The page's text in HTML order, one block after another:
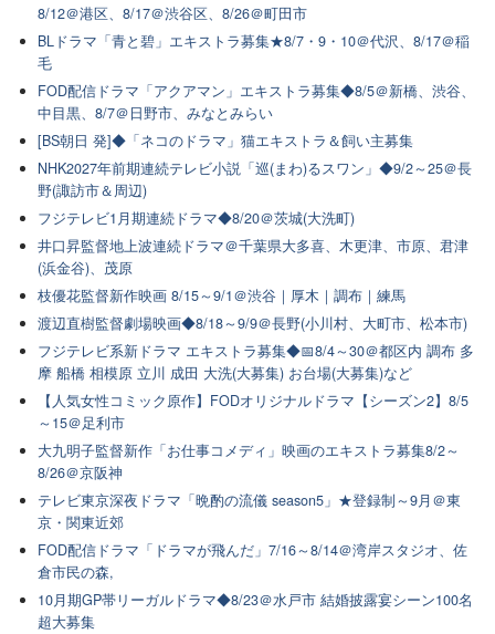
8/12＠港区、8/17＠渋谷区、8/26＠町田市
BLドラマ「青と碧」エキストラ募集★8/7・9・10＠代沢、8/17＠稲
毛
FOD配信ドラマ「アクアマン」エキストラ募集◆8/5＠新橋、渋谷、
中目黒、8/7＠日野市、みなとみらい
[BS朝日 発]◆「ネコのドラマ」猫エキストラ＆飼い主募集
NHK2027年前期連続テレビ小説「巡(まわ)るスワン」◆9/2～25＠長
野(諏訪市＆周辺)
フジテレビ1月期連続ドラマ◆8/20＠茨城(大洗町)
井口昇監督地上波連続ドラマ＠千葉県大多喜、木更津、市原、君津
(浜金谷)、茂原
枝優花監督新作映画 8/15～9/1＠渋谷｜厚木｜調布｜練馬
渡辺直樹監督劇場映画◆8/18～9/9＠長野(小川村、大町市、松本市)
フジテレビ系新ドラマ エキストラ募集◆📅8/4～30＠都区内 調布 多
摩 船橋 相模原 立川 成田 大洗(大募集) お台場(大募集)など
【人気女性コミック原作】FODオリジナルドラマ【シーズン2】8/5
～15＠足利市
大九明子監督新作「お仕事コメディ」映画のエキストラ募集8/2～
8/26＠京阪神
テレビ東京深夜ドラマ「晩酌の流儀 season5」★登録制～9月＠東
京・関東近郊
FOD配信ドラマ「ドラマが飛んだ」7/16～8/14＠湾岸スタジオ、佐
倉市民の森,
10月期GP帯リーガルドラマ◆8/23＠水戸市 結婚披露宴シーン100名
超大募集